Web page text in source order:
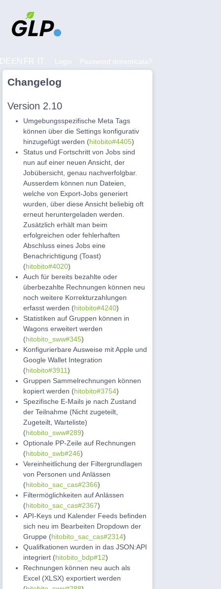
DE EN FR IT Login Password dimenticata?
Changelog
Version 2.10
Umgebungsspezifische Meta Tags
können über die Settings konfigurativ
hinzugefügt werden (hitobito#4405)
Status und Fortschritt von Jobs sind
nun auf einer neuen Ansicht, der
Jobübersicht, genau nachverfolgbar.
Ausserdem können nun Dateien,
welche von Export-Jobs generiert
wurden, über diese Ansicht beliebig oft
erneut heruntergeladen werden.
Zusätzlich erhält man beim
erfolgreichen oder fehlerhaften
Abschluss eines Jobs eine
Benachrichtigung (Toast)
(hitobito#4020)
Auch für bereits bezahlte oder
überbezahlte Rechnungen können neu
noch weitere Korrekturzahlungen
erfasst werden (hitobito#4240)
Statistiken auf Gruppen können in
Wagons erweitert werden
(hitobito_sww#345)
Konfigurierbare Ausweise mit Apple und
Google Wallet Integration
(hitobito#3911)
Gruppen Sammelrechnungen können
kopiert werden (hitobito#3754)
Spezifische E-Mails je nach Zustand
der Teilnahme (Nicht zugeteilt,
Zugeteilt, Warteliste)
(hitobito_sww#289)
Optionale PP-Zeile auf Rechnungen
(hitobito_swb#246)
Vereinheitlichung der Filtergrundlagen
von Personen und Anlässen
(hitobito_sac_cas#2366)
Filtermöglichkeiten auf Anlässen
(hitobito_sac_cas#2367)
API-Keys und Kalender Feeds befinden
sich neu im Bearbeiten Dropdown der
Gruppe (hitobito_sac_cas#2314)
Qualifkationen wurden in das JSON:API
integriert (hitobito_bdp#12)
Rechnungen können neu auch als
Excel (XLSX) exportiert werden